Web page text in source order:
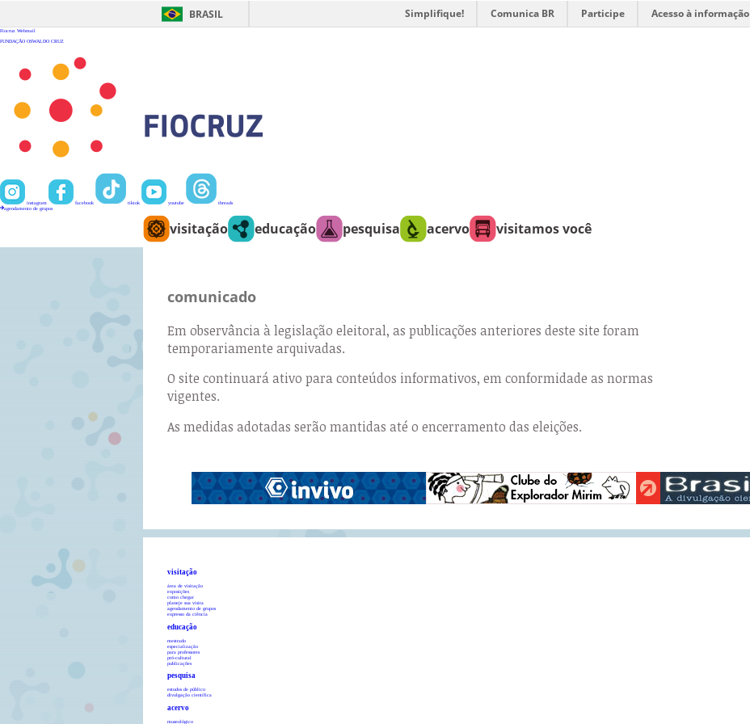
BRASIL Simplifique! Comunica BR Participe Acesso à informação
Fiocruz Webmail
FUNDAÇÃO OSWALDO CRUZ
instagram facebook tiktok youtube
threads
agendamento de grupos
visitação educação pesquisa acervo visitamos você
comunicado
Em observância à legislação eleitoral, as publicações anteriores deste site foram
temporariamente arquivadas.
O site continuará ativo para conteúdos informativos, em conformidade as normas
vigentes.
As medidas adotadas serão mantidas até o encerramento das eleições.
visitação
área de visitação
exposições
como chegar
planeje sua visita
agendamento de grupos
expresso da ciência
educação
mestrado
especialização
para professores
pró-cultural
publicações
pesquisa
estudos de público
divulgação científica
acervo
museológico